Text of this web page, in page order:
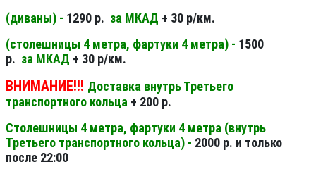
(диваны) - 1290 р. за МКАД + 30 р/км.
(столешницы 4 метра, фартуки 4 метра) - 1500
р. за МКАД + 30 р/км.
ВНИМАНИЕ!!! Доставка внутрь Третьего
транспортного кольца + 200 р.
Столешницы 4 метра, фартуки 4 метра (внутрь
Третьего транспортного кольца) - 2000 р. и только
после 22:00